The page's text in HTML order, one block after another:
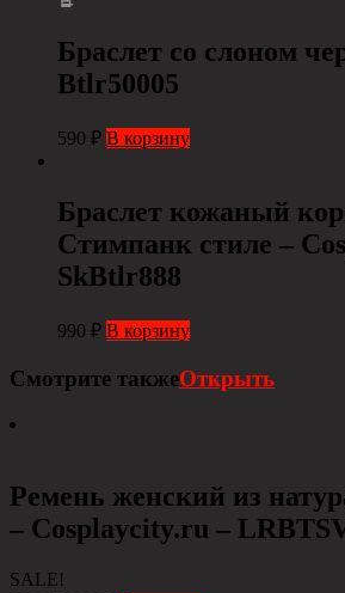
Браслет со слоном
Btlr50005
590 ₽ В корзину
Браслет кожаный
Стимпанк стиле –
SkBtlr888
990 ₽ В корзину
Смотрите такжеОткрыть
Ремень женский из
– Сosplaycity.ru –
SALE!